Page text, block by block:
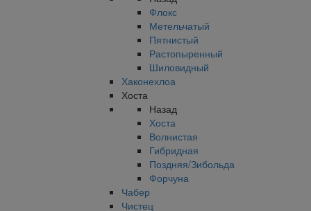
Флокс
Метельчатый
Пятнистый
Растопыренный
Шиловидный
Хаконехлоа
Хоста
Назад
Хоста
Волнистая
Гибридная
Поздняя/Зибольда
Форчуна
Чабер
Чистец